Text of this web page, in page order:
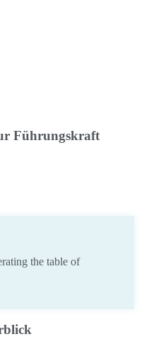
Führungskraft
the table of